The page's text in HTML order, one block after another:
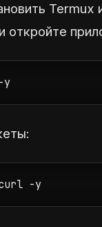
Termux
откройте
y
-y